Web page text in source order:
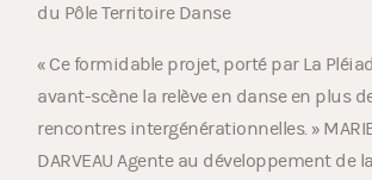
du Pôle Territoire Danse
« Ce formidable projet, porté par La
avant-scène la relève en danse en plus
rencontres intergénérationnelles. »
DARVEAU Agente au développement de